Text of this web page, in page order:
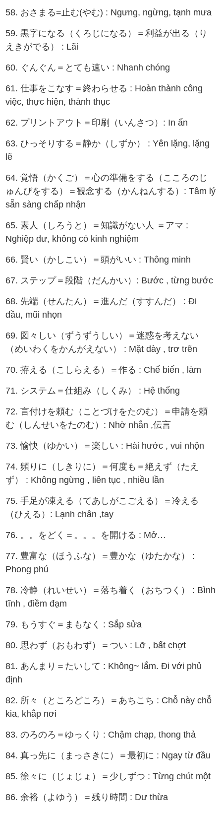
58. おさまる=止む(やむ) : Ngưng, ngừng, tạnh mưa
59. 黒字になる（くろじになる）＝利益が出る（り
えきがでる） : Lãi
60. ぐんぐん＝とても速い : Nhanh chóng
61. 仕事をこなす＝終わらせる : Hoàn thành công
việc, thực hiện, thành thục
62. プリントアウト＝印刷（いんさつ）: In ấn
63. ひっそりする＝静か（しずか） : Yên lặng, lặng
lẽ
64. 覚悟（かくご）＝心の準備をする（こころのじ
ゅんびをする）＝観念する（かんねんする）: Tâm lý
sẵn sàng chấp nhận
65. 素人（しろうと）＝知識がない人 ＝アマ :
Nghiệp dư, không có kinh nghiệm
66. 賢い（かしこい）＝頭がいい : Thông minh
67. ステップ＝段階（だんかい）: Bước , từng bước
68. 先端（せんたん）＝進んだ（すすんだ） : Đi
đầu, mũi nhọn
69. 図々しい（ずうずうしい）＝迷惑を考えない
（めいわくをかんがえない） : Mặt dày , trơ trẽn
70. 拵える（こしらえる）＝作る : Chế biến , làm
71. システム＝仕組み（しくみ） : Hệ thống
72. 言付けを頼む（ことづけをたのむ）＝申請を頼
む（しんせいをたのむ）: Nhờ nhắn ,伝言
73. 愉快（ゆかい）＝楽しい : Hài hước , vui nhộn
74. 頻りに（しきりに）＝何度も＝絶えず（たえ
ず） : Không ngừng , liên tục , nhiều lần
75. 手足が凍える（てあしがこごえる）＝冷える
（ひえる）: Lạnh chân ,tay
76. 。。をどく＝。。。を開ける : Mở…
77. 豊富な（ほうふな）＝豊かな（ゆたかな） :
Phong phú
78. 冷静（れいせい）＝落ち着く（おちつく） : Bình
tĩnh , điềm đạm
79. もうすぐ＝まもなく : Sắp sửa
80. 思わず（おもわず）＝つい : Lỡ , bất chợt
81. あんまり＝たいして : Không~ lắm. Đi với phủ
định
82. 所々（ところどころ）＝あちこち : Chỗ này chỗ
kia, khắp nơi
83. のろのろ＝ゆっくり : Chậm chạp, thong thả
84. 真っ先に（まっさきに）＝最初に : Ngay từ đầu
85. 徐々に（じょじょ）＝少しずつ : Từng chút một
86. 余裕（よゆう）＝残り時間 : Dư thừa